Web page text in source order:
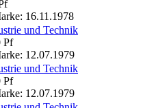
16.11.1978
und Technik
Pf
12.07.1979
und Technik
Pf
12.07.1979